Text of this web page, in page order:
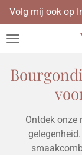
Ga
direct
naar
hoofdinhoud
Volg mij ook op
Ontdek onze